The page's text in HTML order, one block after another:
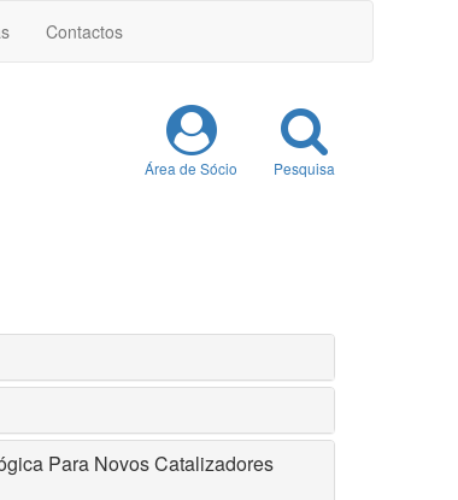
Contactos
Área de Sócio Pesquisa
Para Novos Catalizadores